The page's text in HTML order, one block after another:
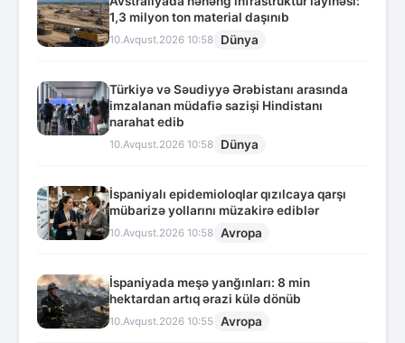
1,3 milyon ton material daşınıb
10.Avqust.2026 10:58 Dünya
Türkiyə və Səudiyyə Ərəbistanı arasında
imzalanan müdafiə sazişi Hindistanı
narahat edib
10.Avqust.2026 10:58 Dünya
İspaniyalı epidemioloqlar qızılcaya qarşı
mübarizə yollarını müzakirə ediblər
10.Avqust.2026 10:58 Avropa
İspaniyada meşə yanğınları: 8 min
hektardan artıq ərazi külə dönüb
10.Avqust.2026 10:55 Avropa